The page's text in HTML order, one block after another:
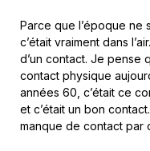
Parce que l’époque ne
c’était vraiment dans
d’un contact. Je pense
contact physique
années 60, c’était ce
et c’était un bon
manque de contact par